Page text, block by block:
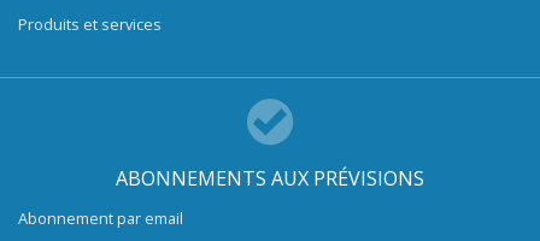
Produits et services
ABONNEMENTS AUX PRÉVISIONS
Abonnement par email